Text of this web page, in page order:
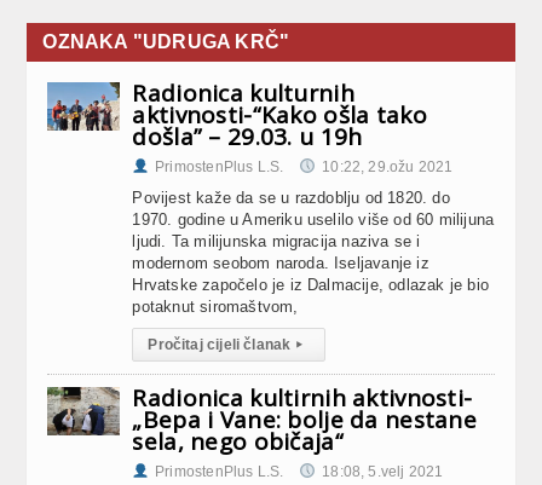
OZNAKA "UDRUGA KRČ"
Radionica kulturnih
aktivnosti-“Kako ošla tako
došla” – 29.03. u 19h
PrimostenPlus L.S. 10:22, 29.ožu 2021
Povijest kaže da se u razdoblju od 1820. do
1970. godine u Ameriku uselilo više od 60 milijuna
ljudi. Ta milijunska migracija naziva se i
modernom seobom naroda. Iseljavanje iz
Hrvatske započelo je iz Dalmacije, odlazak je bio
potaknut siromaštvom,
Pročitaj cijeli članak ▸
Radionica kultirnih aktivnosti-
„Bepa i Vane: bolje da nestane
sela, nego običaja“
PrimostenPlus L.S. 18:08, 5.velj 2021